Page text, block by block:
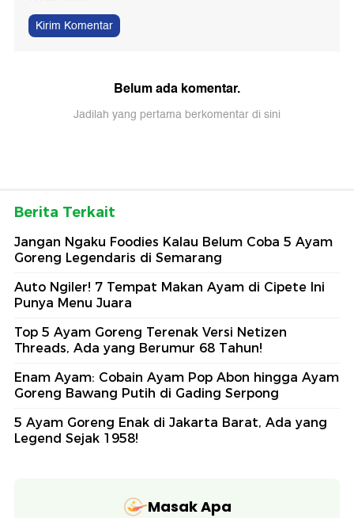
Kirim Komentar
Belum ada komentar.
Jadilah yang pertama berkomentar di sini
Berita Terkait
Jangan Ngaku Foodies Kalau Belum Coba 5 Ayam
Goreng Legendaris di Semarang
Auto Ngiler! 7 Tempat Makan Ayam di Cipete Ini
Punya Menu Juara
Top 5 Ayam Goreng Terenak Versi Netizen
Threads, Ada yang Berumur 68 Tahun!
Enam Ayam: Cobain Ayam Pop Abon hingga Ayam
Goreng Bawang Putih di Gading Serpong
5 Ayam Goreng Enak di Jakarta Barat, Ada yang
Legend Sejak 1958!
Masak Apa